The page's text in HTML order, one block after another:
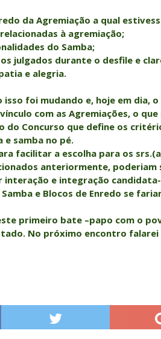
da Agremiação a qual
à agremiação;
do Samba;
julgados durante o desfile e
e alegria.
foi mudando e, hoje em dia,
com as Agremiações, o
do Concurso que define os
e samba no pé.
facilitar a escolha para os
anteriormente,
interação e integração
e Blocos de Enredo se
primeiro bate –papo com o
No próximo encontro